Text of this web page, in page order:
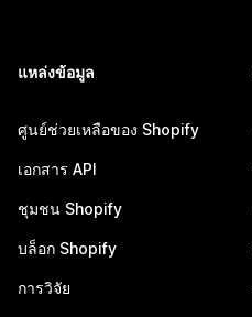
แหล่งข้อมูล
ศูนย์ช่วยเหลือของ Shopify
เอกสาร API
ชุมชน Shopify
บล็อก Shopify
การวิจัย